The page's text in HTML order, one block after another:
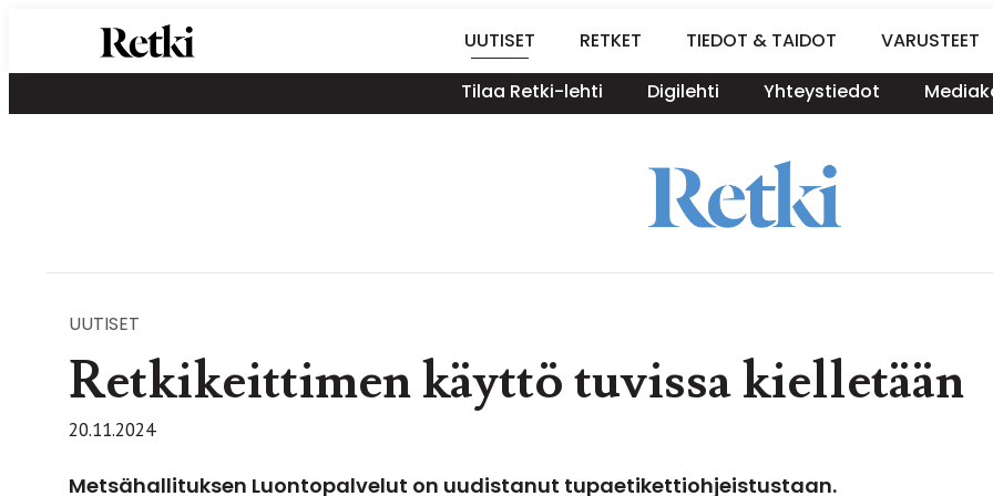
sisältöön
Retki-lehti
Retkeily,
vaellus,
UUTISET RETKET TIEDOT & TAIDOT VARUSTEET
Tilaa Retki-lehti
Digilehti Yhteystiedot
UUTISET
Retkikeittimen käyttö tuvissa kielletään
20.11.2024
Metsähallituksen Luontopalvelut on uudistanut tupaetikettiohjeistustaan.